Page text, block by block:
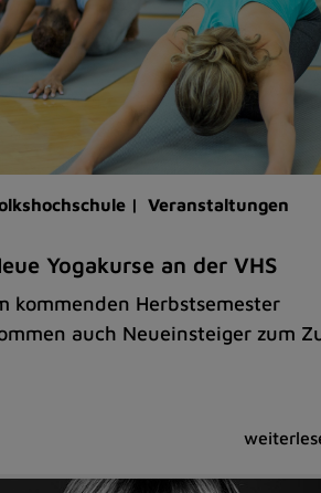
| Veranstaltungen
Yogakurse an der VHS
kommenden Herbstsemester
auch Neueinsteiger zum